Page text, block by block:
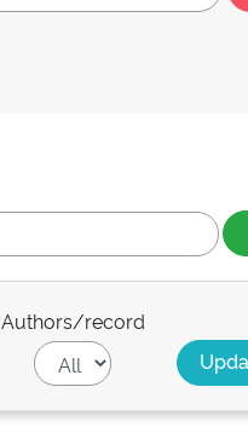
Authors/record